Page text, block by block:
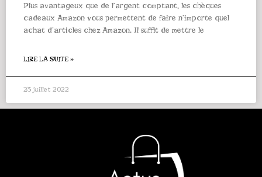
Plus avantageux que de l’argent comptant, les chèques
cadeaux Amazon vous permettent de faire n’importe quel
achat d’articles chez Amazon. Il suffit de mettre le
LIRE LA SUITE »
23 juillet 2022